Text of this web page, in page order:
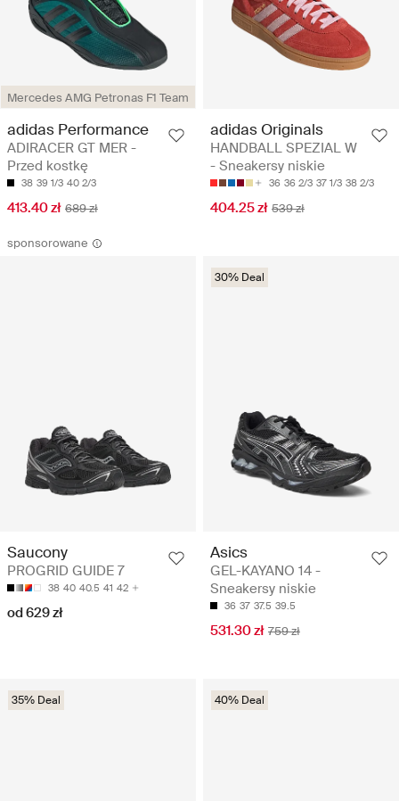
Mercedes AMG Petronas F1 Team
adidas Performance
ADIRACER GT MER -
Przed kostkę
38 39 1/3 40 2/3
413.40 zł 689 zł
adidas Originals
HANDBALL SPEZIAL W
- Sneakersy niskie
36 36 2/3 37 1/3 38 2/3
404.25 zł 539 zł
sponsorowane
Saucony
PROGRID GUIDE 7
38 40 40.5 41 42
od 629 zł
30% Deal
Asics
GEL-KAYANO 14 -
Sneakersy niskie
36 37 37.5 39.5
531.30 zł 759 zł
35% Deal 40% Deal